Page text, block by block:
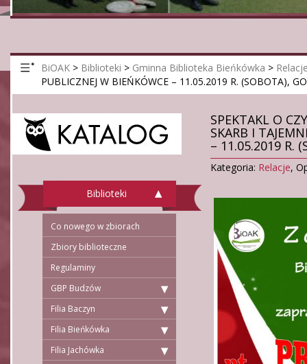
BiOAK > Biblioteki > Gminna Biblioteka Bieńkówka >
PUBLICZNEJ W BIEŃKÓWCE – 11.05.2019 R. (SOBOTA),
Biblioteki
Co nowego w zbiorach
Zbiory biblioteczne
Regulaminy
GBP Budzów
Filia Baczyn
Filia Bieńkówka
Filia Jachówka
SPEKTAKL O
SKARB I
– 11.05.2019 R.
Kategoria: Relacje,